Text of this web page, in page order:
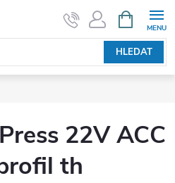
HLEDAT
NÁKUPNÍ
KOŠÍK
22V ACC
th